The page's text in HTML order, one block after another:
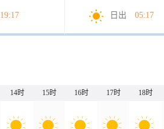
19:17 日出 05:17
14时 15时 16时 17时 18时